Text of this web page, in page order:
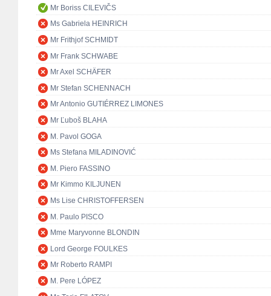
Mr Boriss CILEVIČS
Ms Gabriela HEINRICH
Mr Frithjof SCHMIDT
Mr Frank SCHWABE
Mr Axel SCHÄFER
Mr Stefan SCHENNACH
Mr Antonio GUTIÉRREZ LIMONES
Mr Ľuboš BLAHA
M. Pavol GOGA
Ms Stefana MILADINOVIĆ
M. Piero FASSINO
Mr Kimmo KILJUNEN
Ms Lise CHRISTOFFERSEN
M. Paulo PISCO
Mme Maryvonne BLONDIN
Lord George FOULKES
Mr Roberto RAMPI
M. Pere LÓPEZ